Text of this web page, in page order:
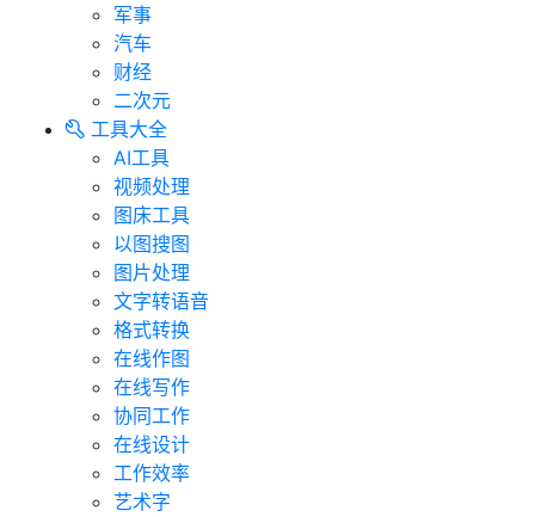
军事
汽车
财经
二次元
工具大全
AI工具
视频处理
图床工具
以图搜图
图片处理
文字转语音
格式转换
在线作图
在线写作
协同工作
在线设计
工作效率
艺术字